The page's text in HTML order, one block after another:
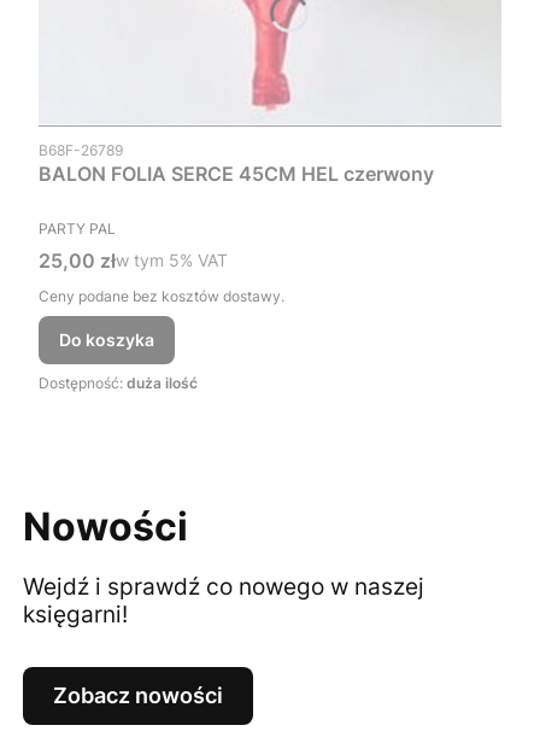
Kod produktu
B68F-26789
BALON FOLIA SERCE 45CM HEL czerwony
PRODUCENT
PARTY PAL
Cena brutto
25,00 złw tym %s VAT
w tym 5% VAT
Ceny podane bez kosztów dostawy.
Do koszyka
Dostępność: duża ilość
Nowości
Wejdź i sprawdź co nowego w naszej
księgarni!
Zobacz nowości